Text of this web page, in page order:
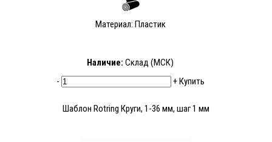
Материал: Пластик
Наличие: Склад (МСК)
-
+Купить
Шаблон Rotring Круги, 1-36 мм, шаг 1 мм